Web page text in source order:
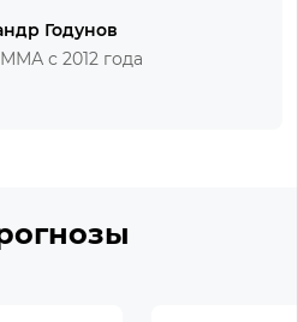
Годунов
с 2012 года